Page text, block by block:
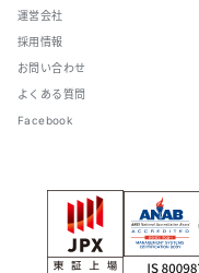
運営会社
採用情報
お問い合わせ
よくある質問
Facebook